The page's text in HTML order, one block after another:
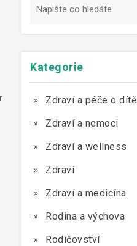
Kategorie
Zdraví a péče o dítě
Zdraví a nemoci
Zdraví a wellness
Zdraví
Zdraví a medicína
Rodina a výchova
Rodičovství